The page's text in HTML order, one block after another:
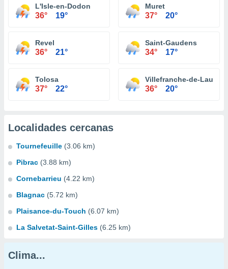
L'Isle-en-Dodon
36° 19°
Muret
37° 20°
Revel
36° 21°
Saint-Gaudens
34° 17°
Tolosa
37° 22°
Villefranche-de-
36° 20°
Localidades cercanas
Tournefeuille (3.06 km)
Pibrac (3.88 km)
Cornebarrieu (4.22 km)
Blagnac (5.72 km)
Plaisance-du-Touch (6.07 km)
La Salvetat-Saint-Gilles (6.25 km)
Clima...